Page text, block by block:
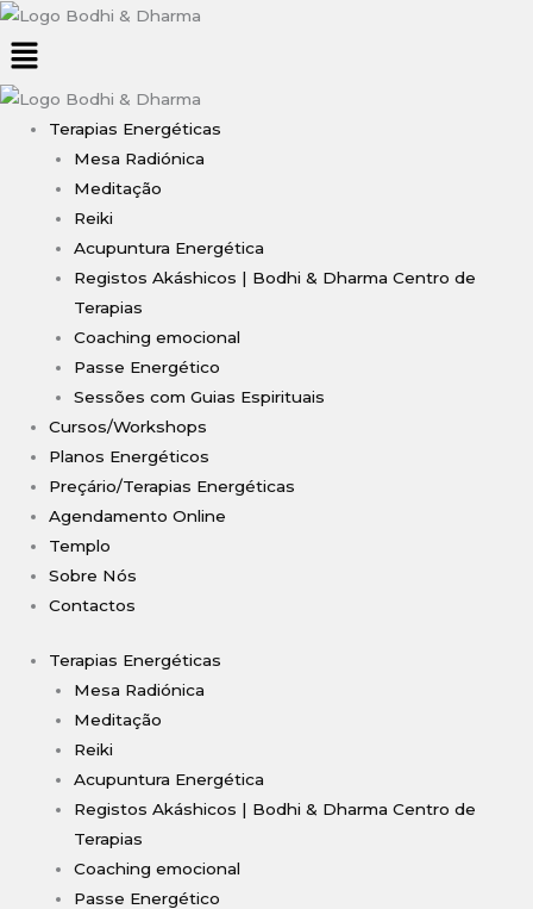
Terapias Energéticas
Mesa Radiónica
Meditação
Reiki
Acupuntura Energética
Registos Akáshicos | Bodhi & Dharma Centro de
Terapias
Coaching emocional
Passe Energético
Sessões com Guias Espirituais
Cursos/Workshops
Planos Energéticos
Preçário/Terapias Energéticas
Agendamento Online
Templo
Sobre Nós
Contactos
Terapias Energéticas
Mesa Radiónica
Meditação
Reiki
Acupuntura Energética
Registos Akáshicos | Bodhi & Dharma Centro de
Terapias
Coaching emocional
Passe Energético